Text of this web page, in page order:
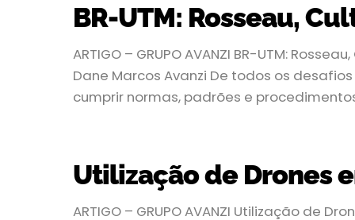
BR-UTM: Rosseau,
ARTIGO – GRUPO AVANZI BR-UTM:
Dane Marcos Avanzi De todos os
cumprir normas, padrões e
Utilização de Drones
ARTIGO – GRUPO AVANZI Utilização de